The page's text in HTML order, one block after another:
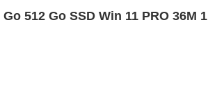
512 Go SSD Win 11 PRO 36M 1